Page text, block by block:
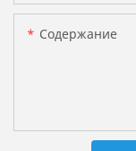
Содержание